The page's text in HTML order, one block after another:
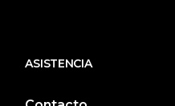
ASISTENCIA